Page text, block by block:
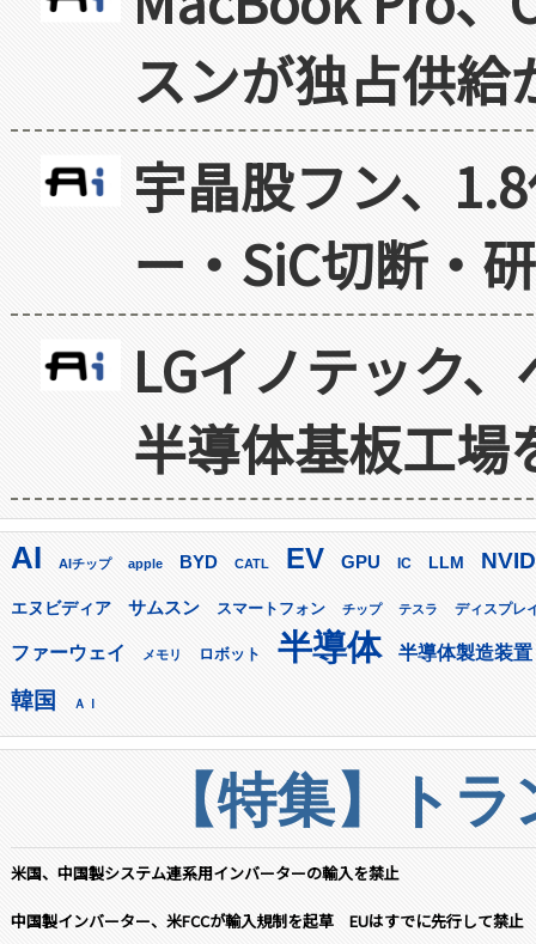
スンが独占供給
宇晶股フン、
ー・SiC切断・
LGイノテック
半導体基板工場
AI AIチップ apple BYD CATL EV GPU IC LLM
エヌビディア サムスン スマートフォン チップ テスラ ディスプレ
ファーウェイ メモリ ロボット 半導体 半導体製造装置
韓国 ＡＩ
【特集】ト
米国、中国製システム連系用インバーターの輸入を禁止
中国製インバーター、米FCCが輸入規制を起草 EUはすでに先行して禁止